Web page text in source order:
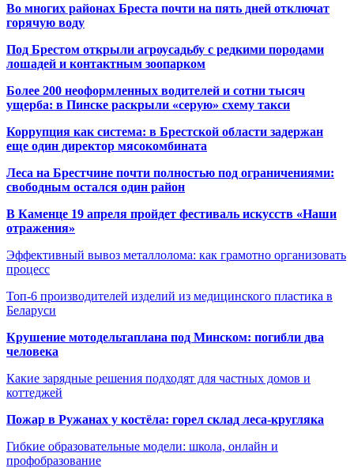
Во многих районах Бреста почти на пять дней отключат
горячую воду
Под Брестом открыли агроусадьбу с редкими породами
лошадей и контактным зоопарком
Более 200 неоформленных водителей и сотни тысяч
ущерба: в Пинске раскрыли «серую» схему такси
Коррупция как система: в Брестской области задержан
еще один директор мясокомбината
Леса на Брестчине почти полностью под ограничениями:
свободным остался один район
В Каменце 19 апреля пройдет фестиваль искусств «Наши
отражения»
Эффективный вывоз металлолома: как грамотно организовать
процесс
Топ-6 производителей изделий из медицинского пластика в
Беларуси
Крушение мотодельтаплана под Минском: погибли два
человека
Какие зарядные решения подходят для частных домов и
коттеджей
Пожар в Ружанах у костёла: горел склад леса-кругляка
Гибкие образовательные модели: школа, онлайн и
профобразование